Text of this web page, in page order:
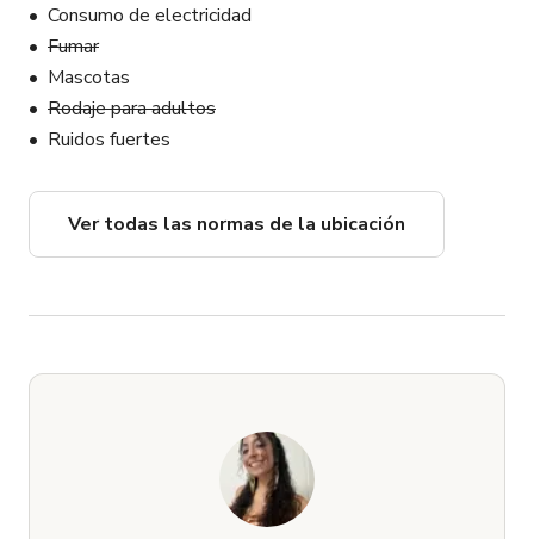
Consumo de electricidad
Fumar
Mascotas
Rodaje para adultos
Ruidos fuertes
Ver todas las normas de la ubicación